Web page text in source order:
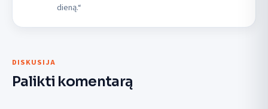
dieną.“
DISKUSIJA
Palikti komentarą